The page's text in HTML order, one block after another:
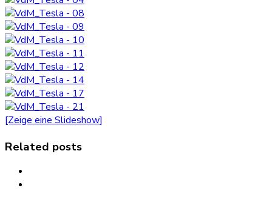
[Zeige eine Slideshow]
Related posts